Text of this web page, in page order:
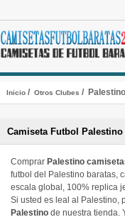
Inicio/ Otros Clubes / Palestino
Camiseta Futbol Palestino
Comprar Palestino
futbol del Palestino baratas,
escala global, 100% replica
Si usted es leal al Palestino,
Palestino de nuestra tienda.